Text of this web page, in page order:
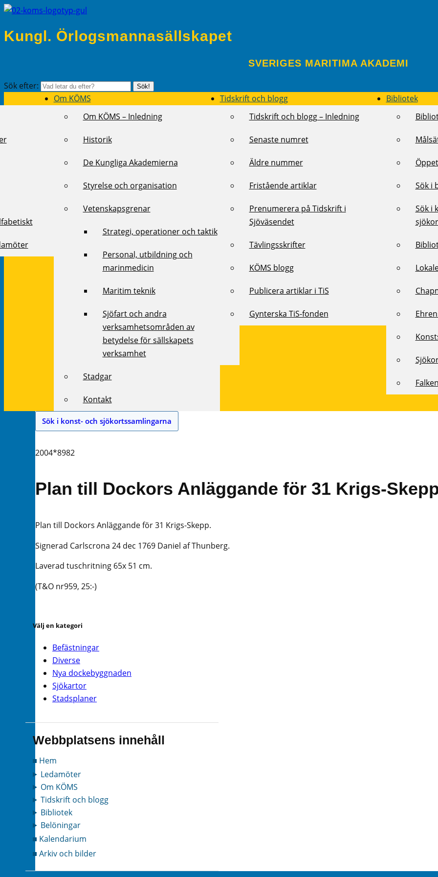
Kungl. Örlogsmannasällskapet
SVERIGES MARITIMA AKADEMI
Sök efter: Sök!
Om KÖMS
Om KÖMS – Inledning
Historik
De Kungliga Akademierna
Styrelse och organisation
Vetenskapsgrenar
Strategi, operationer och taktik
Personal, utbildning och
marinmedicin
Maritim teknik
Sjöfart och andra
verksamhetsområden av
betydelse för sällskapets
verksamhet
Stadgar
Kontakt
Tidskrift och blogg
Tidskrift och blogg – Inledning
Senaste numret
Äldre nummer
Fristående artiklar
Prenumerera på Tidskrift i
Sjöväsendet
Tävlingsskrifter
KÖMS blogg
Publicera artiklar i TiS
Gynterska TiS-fonden
Bibliotek
Sök i
Sök i
Sök i konst- och sjökortssamlingarna
2004*8982
Plan till Dockors Anläggande för 31 Krigs-
Plan till Dockors Anläggande för 31 Krigs-Skepp.
Signerad Carlscrona 24 dec 1769 Daniel af Thunberg.
Laverad tuschritning 65x 51 cm.
(T&O nr959, 25:-)
Välj en kategori
Befästningar
Diverse
Nya dockebyggnaden
Sjökartor
Stadsplaner
Webbplatsens innehåll
Hem
Ledamöter
Om KÖMS
Tidskrift och blogg
Bibliotek
Belöningar
Kalendarium
Arkiv och bilder